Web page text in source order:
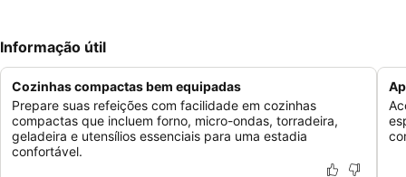
Informação útil
Cozinhas compactas bem equipadas
Prepare suas refeições com facilidade em cozinhas
compactas que incluem forno, micro-ondas, torradeira,
geladeira e utensílios essenciais para uma estadia
confortável.